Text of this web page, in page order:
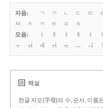
자음: ㄱ ㄲ ㄴ ㄷ ㄸ
ㅉ
ㅊ ㅋ ㅌ ㅍ
ㅎ
모음:
ㅏ ㅐ ㅑ ㅒ ㅓ ㅔ
ㅜ
ㅝ ㅞ ㅟ ㅠ ㅡ ㅢ
해설
한글 자모(字母)의 수, 순서, 이름